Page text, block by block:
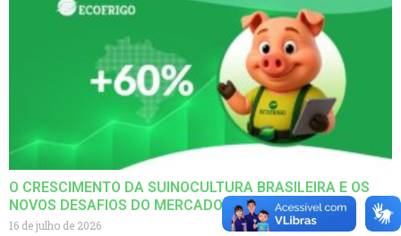
O CRESCIMENTO DA SUINOCULTURA BRASILEIRA E OS
NOVOS DESAFIOS DO MERCADO GLOBAL
16 de julho de 2026